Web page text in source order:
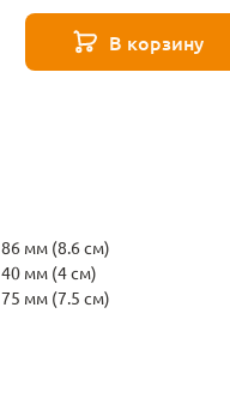
7255
В корзину
86 мм (8.6 см)
40 мм (4 см)
75 мм (7.5 см)